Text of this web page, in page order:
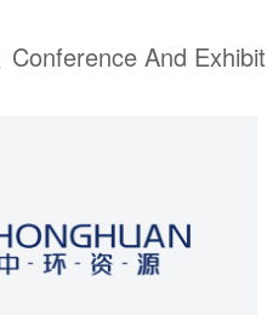
Conference And